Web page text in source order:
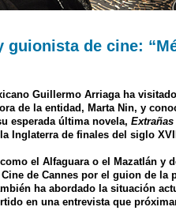
de cine:
Guillermo Arriaga ha
de la entidad, Marta Nin, y
esperada última novela, Extrañas
Inglaterra de finales del siglo
el Alfaguara o el Mazatlán y
de Cannes por el guion de la
ha abordado la situación
en una entrevista que